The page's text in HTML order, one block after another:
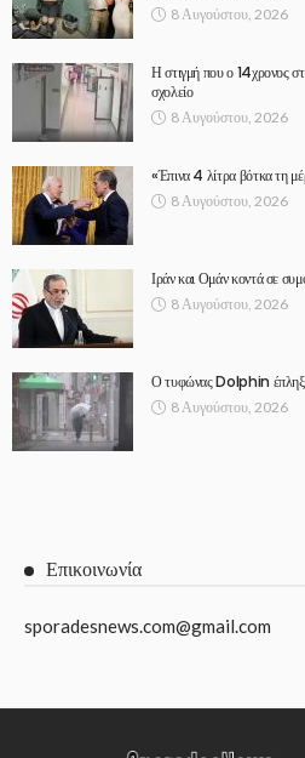
8 Αυγούστου, 2026
Η στιγμή που ο 14χρονος
σχολείο
8 Αυγούστου, 2026
«Έπινα 4 λίτρα βότκα τη
8 Αυγούστου, 2026
Ιράν και Ομάν κοντά σε
8 Αυγούστου, 2026
Ο τυφώνας Dolphin
8 Αυγούστου, 2026
Επικοινωνία
sporadesnews.com@gmail.com